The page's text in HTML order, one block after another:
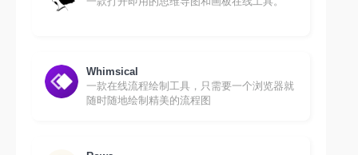
Whimsical
一款在线流程绘制工具，只需要一个浏览器就
随时随地绘制精美的流程图